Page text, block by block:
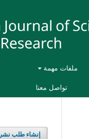
ملفات مهمة
تواصل معنا
إنشاء طلب نشر